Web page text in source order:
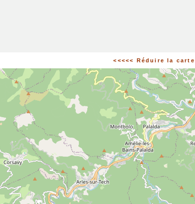
<<<<< Réduire la carte